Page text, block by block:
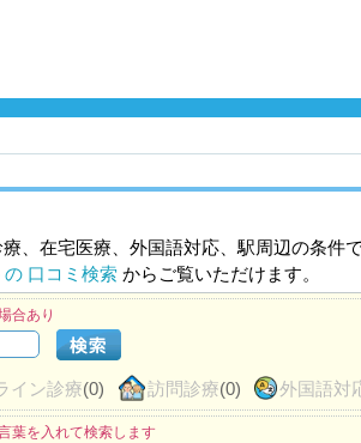
、在宅医療、外国語対応、駅周辺の条件
口コミ検索 からご覧いただけます。
合あり
イン診療(0) 訪問診療(0) 外国語対
葉を入れて検索します